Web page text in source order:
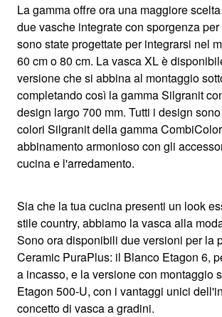
La gamma offre ora una maggiore
due vasche integrate con sporgenza
sono state progettate per integrarsi nel
60 cm o 80 cm. La vasca XL è
versione che si abbina al montaggio
completando così la gamma Silgranit
design largo 700 mm. Tutti i design
colori Silgranit della gamma
abbinamento armonioso con gli
cucina e l'arredamento.
Sia che la tua cucina presenti un look
stile country, abbiamo la vasca alla
Sono ora disponibili due versioni per la
Ceramic PuraPlus: il Blanco Etagon 6,
a incasso, e la versione con montaggio
Etagon 500-U, con i vantaggi unici
concetto di vasca a gradini.